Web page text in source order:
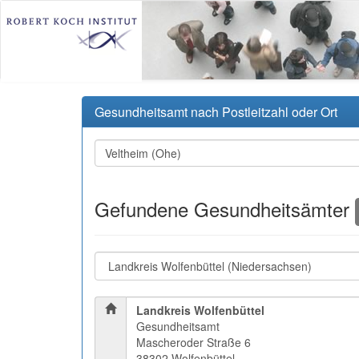
Gesundheitsamt nach Postleitzahl oder Ort
Gefundene Gesundheitsämter
Landkreis Wolfenbüttel
Gesundheitsamt
Mascheroder Straße 6